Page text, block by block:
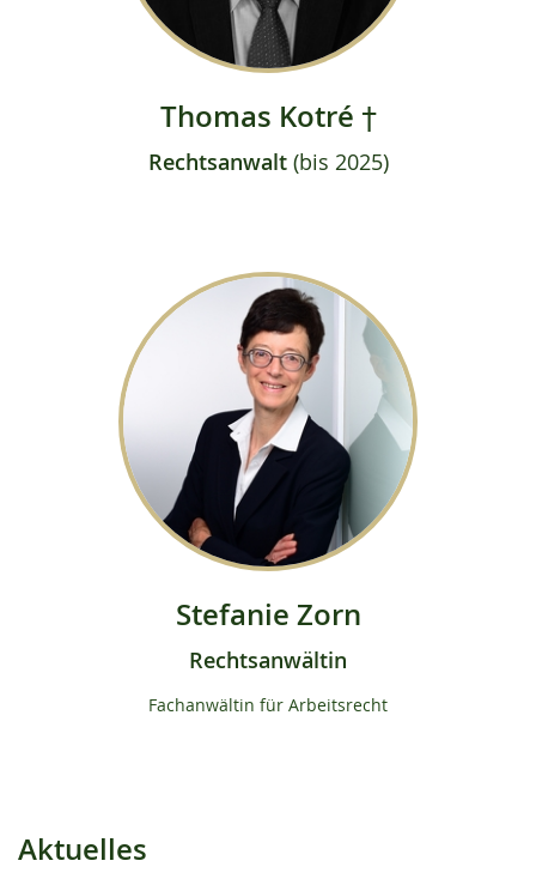
Thomas Kotré †
Rechtsanwalt (bis 2025)
Stefanie Zorn
Rechtsanwältin
Fachanwältin für Arbeitsrecht
Aktuelles